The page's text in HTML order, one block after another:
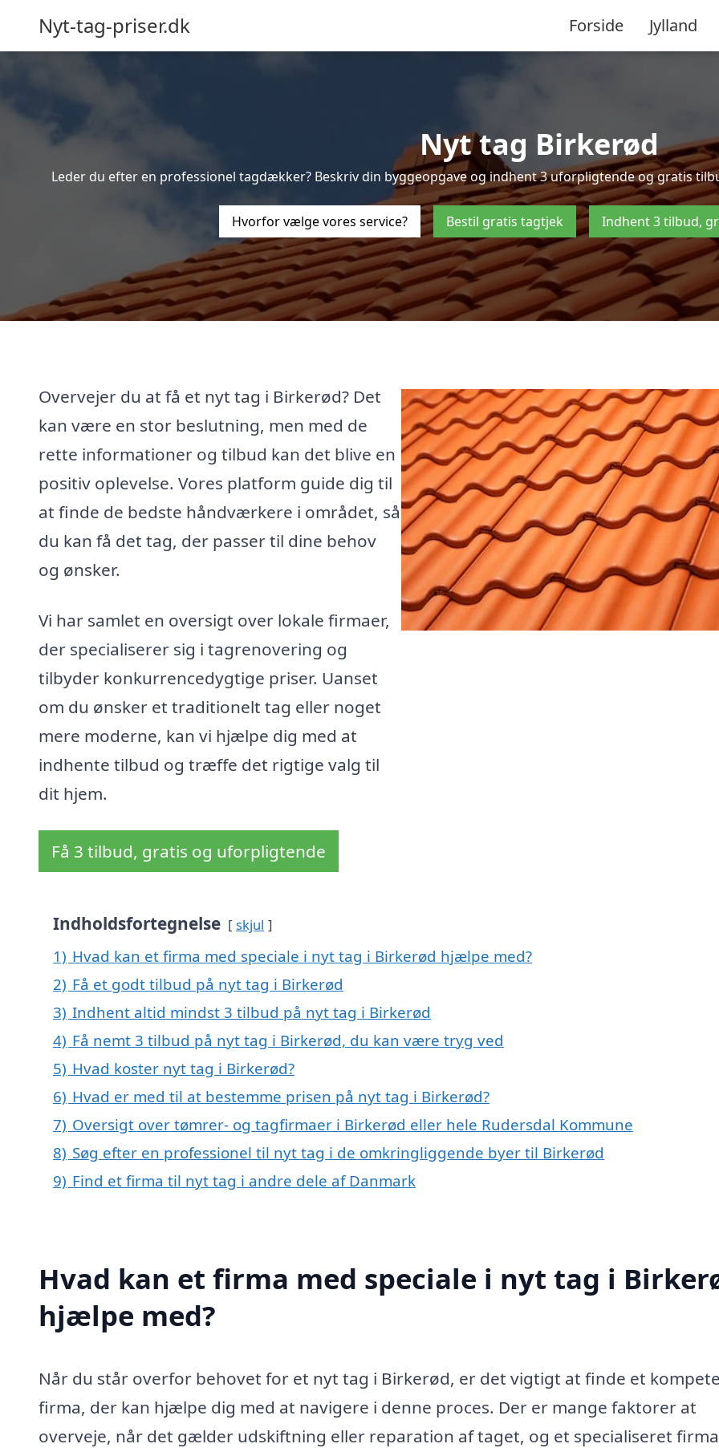
Nyt-tag-priser.dk Forside Jylland
Nyt tag Birkerød
Leder du efter en professionel tagdækker? Beskriv din byggeopgave og indhent 3 uforpligtende og gratis
Hvorfor vælge vores service? Bestil gratis tagtjek Indhent 3 tilbud,
Overvejer du at få et nyt tag i Birkerød? Det
kan være en stor beslutning, men med de
rette informationer og tilbud kan det blive en
positiv oplevelse. Vores platform guide dig til
at finde de bedste håndværkere i området, så
du kan få det tag, der passer til dine behov
og ønsker.
Vi har samlet en oversigt over lokale firmaer,
der specialiserer sig i tagrenovering og
tilbyder konkurrencedygtige priser. Uanset
om du ønsker et traditionelt tag eller noget
mere moderne, kan vi hjælpe dig med at
indhente tilbud og træffe det rigtige valg til
dit hjem.
Få 3 tilbud, gratis og uforpligtende
Indholdsfortegnelse skjul
1) Hvad kan et firma med speciale i nyt tag i Birkerød hjælpe med?
2) Få et godt tilbud på nyt tag i Birkerød
3) Indhent altid mindst 3 tilbud på nyt tag i Birkerød
4) Få nemt 3 tilbud på nyt tag i Birkerød, du kan være tryg ved
5) Hvad koster nyt tag i Birkerød?
6) Hvad er med til at bestemme prisen på nyt tag i Birkerød?
7) Oversigt over tømrer- og tagfirmaer i Birkerød eller hele Rudersdal Kommune
8) Søg efter en professionel til nyt tag i de omkringliggende byer til Birkerød
9) Find et firma til nyt tag i andre dele af Danmark
Hvad kan et firma med speciale i nyt tag i
hjælpe med?
Når du står overfor behovet for et nyt tag i Birkerød, er det vigtigt at finde et
firma, der kan hjælpe dig med at navigere i denne proces. Der er mange faktorer at
overveje, når det gælder udskiftning eller reparation af taget, og et specialiseret